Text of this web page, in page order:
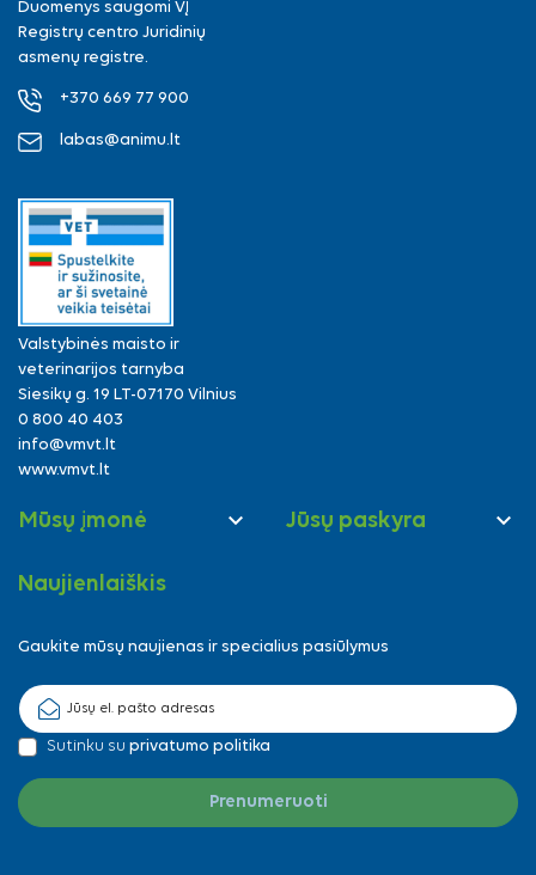
Duomenys saugomi VĮ
Registrų centro Juridinių
asmenų registre.
+370 669 77 900
labas@animu.lt
Valstybinės maisto ir
veterinarijos tarnyba
Siesikų g. 19 LT-07170 Vilnius
0 800 40 403
info@vmvt.lt
www.vmvt.lt
Mūsų įmonė  Jūsų paskyra 
Naujienlaiškis
Gaukite mūsų naujienas ir specialius pasiūlymus
Sutinku su privatumo politika